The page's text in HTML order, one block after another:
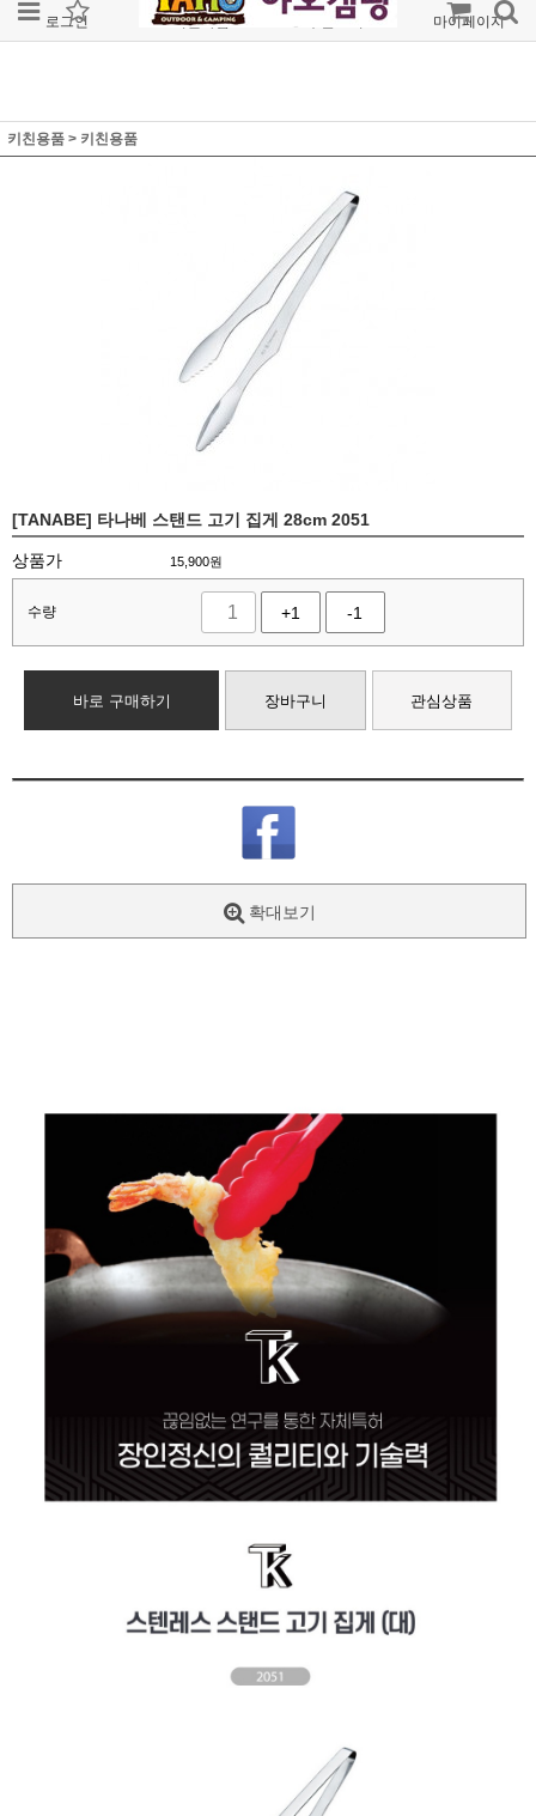
로그인 회원가입 주문조회 마이페이지
키친용품 > 키친용품
[TANABE] 타나베 스탠드 고기 집게 28cm 2051
상품가 15,900원
수량 +1 -1
바로 구매하기 장바구니 관심상품
확대보기